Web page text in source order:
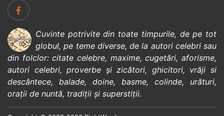
Cuvinte potrivite din toate timpurile, de pe tot
globul, pe teme diverse, de la autori celebrisau
din folclor:citate celebre, maxime,cugetări,aforisme,
autori celebri,proverbe și zicători, ghicitori, vrăji si
descântece, balade, doine, basme, colinde, urături,
orații de nuntă, tradiții și superstiții.